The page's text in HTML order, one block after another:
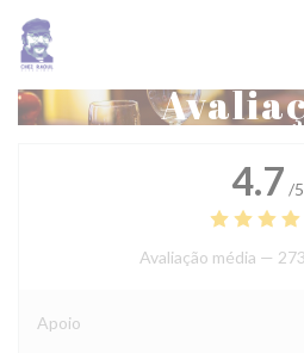
Painel de Gerenciamento de Cookies
4.7 /5
Avaliação média —
Apoio